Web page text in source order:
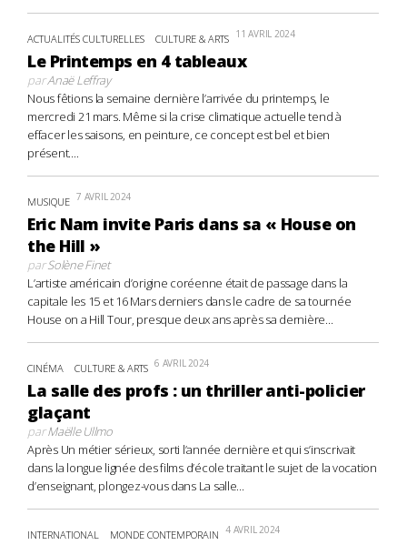
ACTUALITÉS CULTURELLES CULTURE & ARTS 11 AVRIL 2024
Le Printemps en 4 tableaux
parAnaë Leffray
Nous fêtions la semaine dernière l’arrivée du printemps, le
mercredi 21 mars. Même si la crise climatique actuelle tend à
effacer les saisons, en peinture, ce concept est bel et bien
présent....
MUSIQUE 7 AVRIL 2024
Eric Nam invite Paris dans sa « House on
the Hill »
parSolène Finet
L’artiste américain d’origine coréenne était de passage dans la
capitale les 15 et 16 Mars derniers dans le cadre de sa tournée
House on a Hill Tour, presque deux ans après sa dernière...
CINÉMA CULTURE & ARTS 6 AVRIL 2024
La salle des profs : un thriller anti-policier
glaçant
parMaëlle Ullmo
Après Un métier sérieux, sorti l’année dernière et qui s’inscrivait
dans la longue lignée des films d’école traitant le sujet de la vocation
d’enseignant, plongez-vous dans La salle...
INTERNATIONAL MONDE CONTEMPORAIN 4 AVRIL 2024